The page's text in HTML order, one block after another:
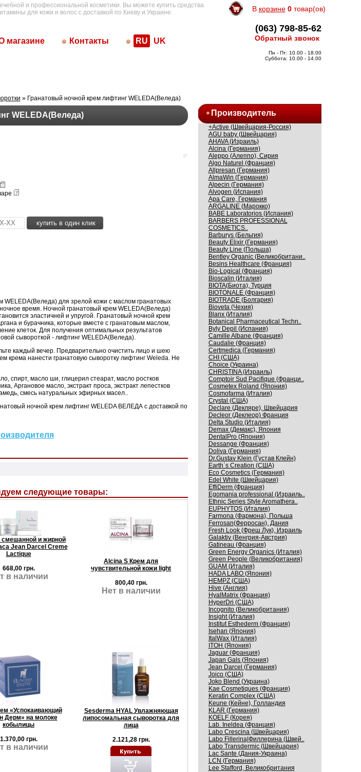
и профессиональной косметики. Вы можете купить средства
для кожи и волос с доставкой по Киеву и Украине.
магазине Контакты RU UK
В корзине 0товар(ов)
(063) 798-85-62
Обратный звонок
Пн - Пт: 10.00 - 18.00
Суббота: 10.00 - 14.00
» Гранатовый ночной крем лифтинг WELEDA(Веледа)
WELEDA(Веледа)
купить в один клик
для зрелой кожи с маслом гранатовых
время. Ночной гранатовый крем WELEDA(Веледа)
эластичней и упругой. Гранатовый ночной крем
и бурачника, которые вместе с гранатовым маслом,
клеток. Для получения оптимальных результатов
сывороткой - лифтинг WELEDA(Веледа).
каждый вечер. Предварительно очистить лицо и шею
нанести гранатовую сыворотку лифтинг Weleda. Не
спирт, масло ши, глицерил стеарат, масло ростков
Аргановое масло, экстракт проса, экстракт лепестков
смесь натуральных эфирных масел..
ночной крем лифтинг WELEDA ВЕЛЕДА с доставкой по
следующие товары:
смешанной и жирной
Jean Darcel Creme
Lactique
668,00 грн.
в наличии
Alcina S Крем для
чувствительной кожи light
800,40 грн.
Нет в наличии
«Успокаивающий
Дерм» на молоке
кобылицы
1.370,00 грн.
в наличии
Sesderma HYAL Увлажняющая
липосомальная сыворотка для
лица
2.121,28 грн.
Производитель
+Active (Швейцария-Россия)
AGU baby (Швейцария)
AHAVA (Израиль)
Alcina (Германия)
Aleppo (Алеппо), Сирия
Algo Naturel (Франция)
Allpresan (Германия)
AlmaWin (Германия)
Alpecin (Германия)
Alvogen (Испания)
Apa Care, Германия
ARGALINE (Марокко)
BABE Laboratorios (Испания)
BARBERS PROFESSIONAL
COSMETICS..
Barburys (Бельгия)
Beauty Elixir (Германия)
Beauty Line (Польша)
Bentley Organic (Великобритани..
Besins Healthcare (Франция)
Bio-Logical (Франция)
Bioscalin (Италия)
BIOTA(Биота), Турция
BIOTONALE (Франция)
BIOTRADE (Болгария)
Bioveta (Чехия)
Blanx (Италия)
Botanical Pharmaceutical Techn..
Byly Depil (Испания)
Camille Albane (Франция)
Caudalie (Франция)
Certmedica (Германия)
CHI (США)
Choice (Украина)
CHRISTINA (Израиль)
Comptoir Sud Pacifique (Франци..
Cosmetex Roland (Япония)
Cosmofarma (Италия)
Crystal (США)
Declare (Декляре), Швейцария
Decleor (Деклеор) Франция
Delta Studio (Италия)
Demax (Демакс), Япония
DentalPro (Япония)
Dessange (Франция)
Doliva (Германия)
Dr.Gustav Klein (Густав Клейн)
Earth`s Creation (США)
Eco Cosmetics (Германия)
Edel White (Швейцария)
EffiDerm (Франция)
Egomania professional (Израиль..
Ethnic Series Style Aromathera..
EUPHYTOS (Италия)
Farmona (Фармона), Польша
Ferrosan(Ферросан), Дания
Fresh Look (Фреш Лук), Израиль
Galaktiv (Венгрия-Австрия)
Gatineau (Франция)
Green Energy Organics (Италия)
Green People (Великобритания)
GUAM (Италия)
HADA LABO (Япония)
HEMPZ (США)
Hive (Англия)
HyalMatrix (Франция)
HyperDri (США)
Incognito (Великобритания)
Insight (Италия)
Institut Esthederm (Франция)
Isehan (Япония)
ItalWax (Италия)
ITOH (Япония)
Jaguar (Франция)
Japan Gals (Япония)
Jean Darcel (Германия)
Joico (США)
Joko Blend (Украина)
Kaе Cosmеtiques (Франция)
Keratin Complex (США)
Keune (Кейне), Голландия
KLAR (Германия)
KOELF (Корея)
Lab. Ineldea (Франция)
Labo Crescina (Швейцария)
Labo Fillerina|Филлерина (Швей..
Labo Transdermic (Швейцария)
Lac Sante (Дания-Украина)
LCN (Германия)
Lee Stafford, Великобритания